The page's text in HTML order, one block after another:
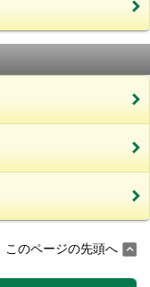
このページの先頭へ